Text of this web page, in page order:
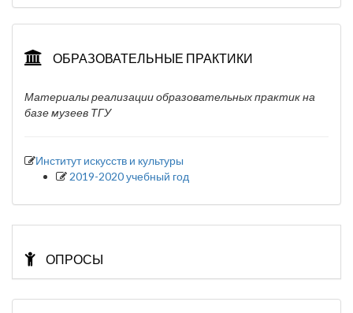
ОБРАЗОВАТЕЛЬНЫЕ ПРАКТИКИ
Материалы реализации образовательных практик на
базе музеев ТГУ
Институт искусств и культуры
2019-2020 учебный год
ОПРОСЫ